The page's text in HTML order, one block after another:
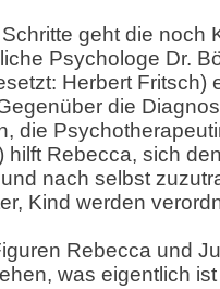
geht die noch
Psychologe Dr.
Herbert Fritsch)
die
die
hilft Rebecca, sich
nach selbst
Kind werden
Rebecca und
was eigentlich